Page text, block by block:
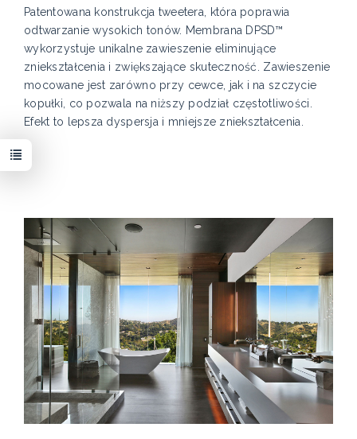
Patentowana konstrukcja tweetera, która poprawia
odtwarzanie wysokich tonów. Membrana DPSD™
wykorzystuje unikalne zawieszenie eliminujące
zniekształcenia i zwiększające skuteczność. Zawieszenie
mocowane jest zarówno przy cewce, jak i na szczycie
kopułki, co pozwala na niższy podział częstotliwości.
Efekt to lepsza dyspersja i mniejsze zniekształcenia.